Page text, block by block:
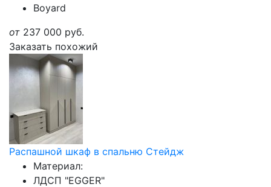
Boyard
от 237 000 руб.
Заказать похожий
Распашной шкаф в спальню Стейдж
Материал:
ЛДСП "EGGER"